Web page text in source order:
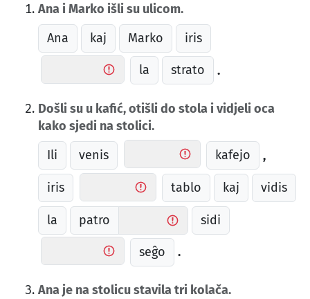
Ana i Marko išli su ulicom.
Ana
kaj Marko iris
la strato .
Došli su u kafić, otišli do stola i vidjeli oca
kako sjedi na stolici.
Ili
venis kafejo ,
iris tablo kaj vidis
la patro sidi
seĝo .
Ana je na stolicu stavila tri kolača.